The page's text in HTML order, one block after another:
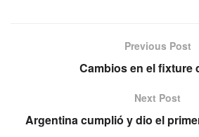
Previous Post
Cambios en el fixture
Next Post
Argentina cumplió y dio el